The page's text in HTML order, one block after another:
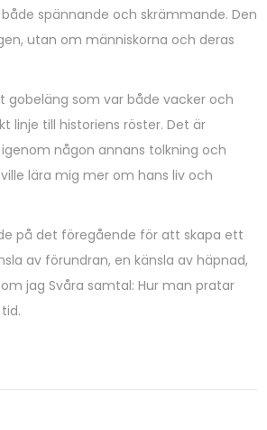
spännande och skrämmande. Den
utan om människorna och deras
gobeläng som var både vacker och
linje till historiens röster. Det är
någon annans tolkning och
lära mig mer om hans liv och
på det föregående för att skapa ett
av förundran, en känsla av häpnad,
jag Svåra samtal: Hur man pratar